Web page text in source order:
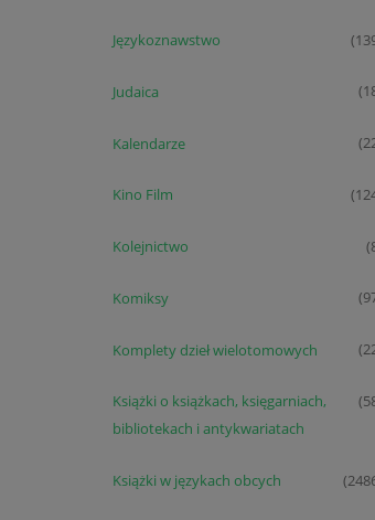
Językoznawstwo
Judaica
Kalendarze
Kino Film
Kolejnictwo
Komiksy
Komplety dzieł wielotomowych
Książki o książkach, księgarniach,
bibliotekach i antykwariatach
Książki w językach obcych